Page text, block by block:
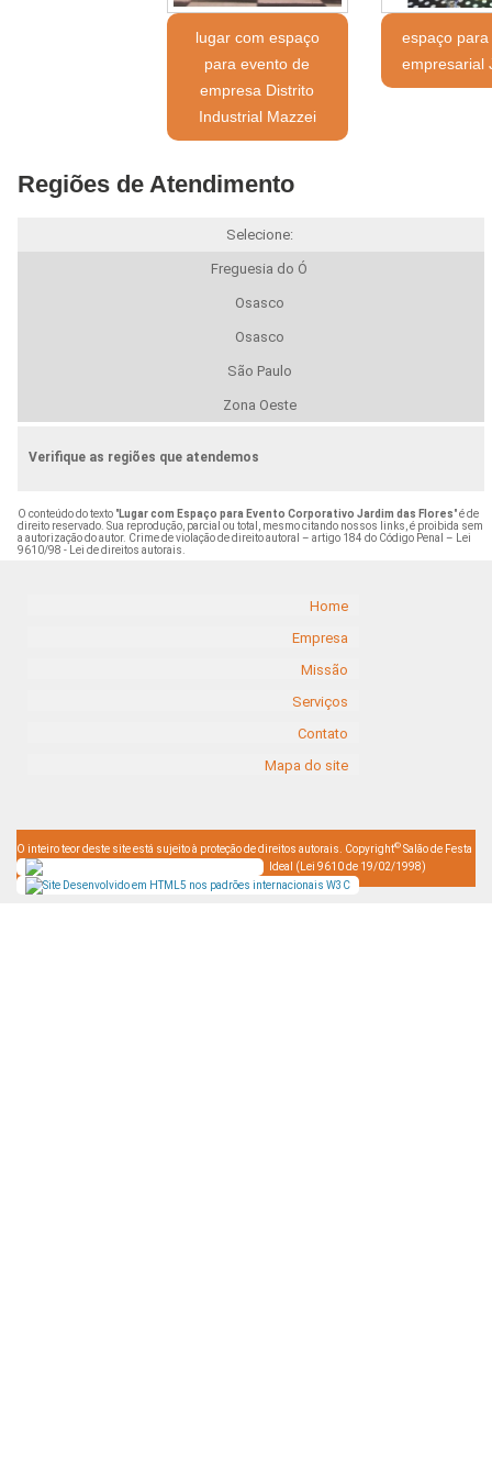
lugar com espaço
para evento de
empresa Distrito
Industrial Mazzei
espaço
empresarial
Regiões de Atendimento
Selecione:
Freguesia do Ó
Osasco
Osasco
São Paulo
Zona Oeste
Verifique as regiões que atendemos
O conteúdo do texto "Lugar com Espaço para Evento Corporativo Jardim das Flores" é de
direito reservado. Sua reprodução, parcial ou total, mesmo citando nossos links, é proibida sem
a autorização do autor. Crime de violação de direito autoral – artigo 184 do Código Penal –
Lei
9610/98 - Lei de direitos autorais
Home
Empresa
Missão
Serviços
Contato
Mapa do site
O inteiro teor deste site está sujeito à proteção de direitos autorais. Copyright© Salão de Festa
Ideal (Lei 9610 de 19/02/1998)